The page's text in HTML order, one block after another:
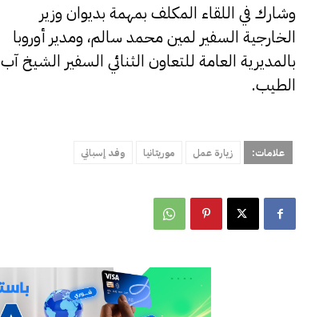
وشارك في اللقاء المكلف بمهمة بديوان وزير
الخارجية السفير لمين محمد سالم، ومدير أوروبا
بالمديرية العامة للتعاون الثنائي السفير الشيخ آب
الطيب.
علامات: زيارة عمل موريتانيا وفد إسباني